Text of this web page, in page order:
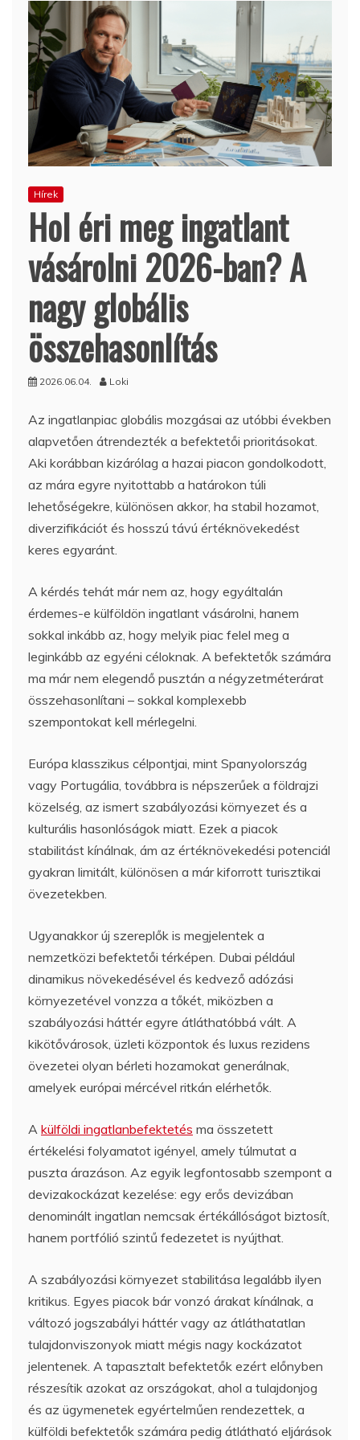
Hírek
Hol éri meg ingatlant
vásárolni 2026-ban? A
nagy globális
összehasonlítás
2026.06.04. Loki
Az ingatlanpiac globális mozgásai az utóbbi években
alapvetően átrendezték a befektetői prioritásokat.
Aki korábban kizárólag a hazai piacon gondolkodott,
az mára egyre nyitottabb a határokon túli
lehetőségekre, különösen akkor, ha stabil hozamot,
diverzifikációt és hosszú távú értéknövekedést
keres egyaránt.
A kérdés tehát már nem az, hogy egyáltalán
érdemes-e külföldön ingatlant vásárolni, hanem
sokkal inkább az, hogy melyik piac felel meg a
leginkább az egyéni céloknak. A befektetők számára
ma már nem elegendő pusztán a négyzetméterárat
összehasonlítani – sokkal komplexebb
szempontokat kell mérlegelni.
Európa klasszikus célpontjai, mint Spanyolország
vagy Portugália, továbbra is népszerűek a földrajzi
közelség, az ismert szabályozási környezet és a
kulturális hasonlóságok miatt. Ezek a piacok
stabilitást kínálnak, ám az értéknövekedési potenciál
gyakran limitált, különösen a már kiforrott turisztikai
övezetekben.
Ugyanakkor új szereplők is megjelentek a
nemzetközi befektetői térképen. Dubai például
dinamikus növekedésével és kedvező adózási
környezetével vonzza a tőkét, miközben a
szabályozási háttér egyre átláthatóbbá vált. A
kikötővárosok, üzleti központok és luxus rezidens
övezetei olyan bérleti hozamokat generálnak,
amelyek európai mércével ritkán elérhetők.
A külföldi ingatlanbefektetés ma összetett
értékelési folyamatot igényel, amely túlmutat a
puszta árazáson. Az egyik legfontosabb szempont a
devizakockázat kezelése: egy erős devizában
denominált ingatlan nemcsak értékállóságot biztosít,
hanem portfólió szintű fedezetet is nyújthat.
A szabályozási környezet stabilitása legalább ilyen
kritikus. Egyes piacok bár vonzó árakat kínálnak, a
változó jogszabályi háttér vagy az átláthatatlan
tulajdonviszonyok miatt mégis nagy kockázatot
jelentenek. A tapasztalt befektetők ezért előnyben
részesítik azokat az országokat, ahol a tulajdonjog
és az ügymenetek egyértelműen rendezettek, a
külföldi befektetők számára pedig átlátható eljárások